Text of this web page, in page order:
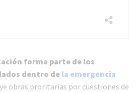
forma parte de los
dentro de la emergencia
obras proritarias por cuestiones de